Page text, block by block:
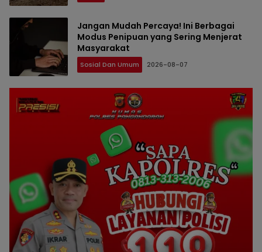
Jangan Mudah Percaya! Ini Berbagai
Modus Penipuan yang Sering Menjerat
Masyarakat
Sosial Dan Umum 2026-08-07